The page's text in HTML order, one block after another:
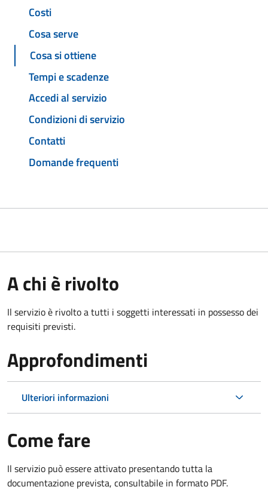
Costi
Cosa serve
Cosa si ottiene
Tempi e scadenze
Accedi al servizio
Condizioni di servizio
Contatti
Domande frequenti
A chi è rivolto
Il servizio è rivolto a tutti i soggetti interessati in possesso dei
requisiti previsti.
Approfondimenti
Ulteriori informazioni
Come fare
Il servizio può essere attivato presentando tutta la
documentazione prevista, consultabile in formato PDF.